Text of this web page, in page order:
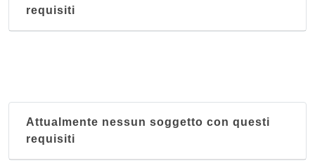
requisiti
Attualmente nessun soggetto con questi
requisiti